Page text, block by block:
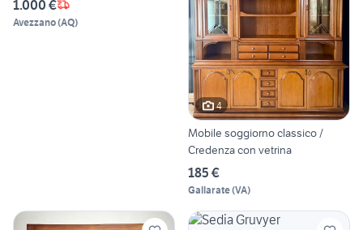
1.000 €
Avezzano(AQ)
4
Mobile soggiorno classico /
Credenza con vetrina
185 €
Gallarate(VA)